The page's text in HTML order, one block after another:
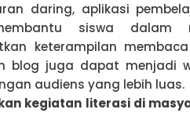
daring, aplikasi
siswa dalam
keterampilan
blog juga dapat menjadi
audiens yang lebih luas.
kegiatan literasi di